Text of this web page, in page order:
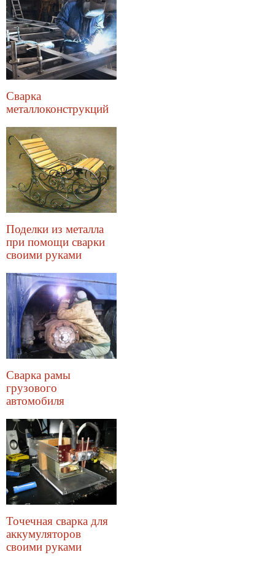
Сварка
металлоконструкций
Поделки из металла
при помощи сварки
своими руками
Сварка рамы
грузового
автомобиля
Точечная сварка для
аккумуляторов
своими руками